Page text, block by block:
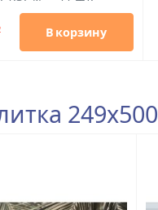
В корзину
249x500